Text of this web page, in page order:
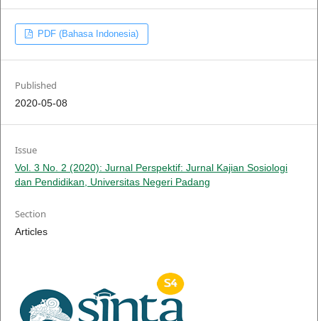
PDF (Bahasa Indonesia)
Published
2020-05-08
Issue
Vol. 3 No. 2 (2020): Jurnal Perspektif: Jurnal Kajian Sosiologi
dan Pendidikan, Universitas Negeri Padang
Section
Articles